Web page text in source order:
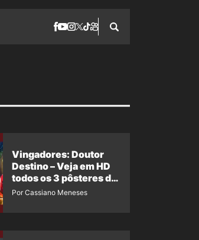
Vingadores: Doutor
Destino – Veja em HD
todos os 3 pôsteres de
‘Doomsday’ + 1 imagem
Por Cassiano Meneses